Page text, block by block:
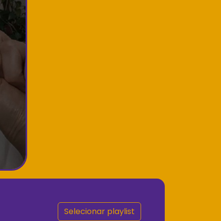
Selecionar playlist